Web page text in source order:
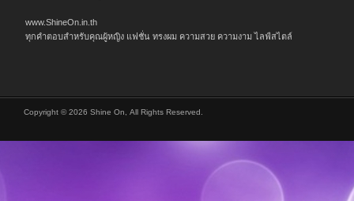
www.ShineOn.in.th
ทุกคำตอบสำหรับคุณผู้หญิง แฟชั่น ทรงผม ความสวย ความงาม ไลฟ์สไตล์
Copyright © 2026 Shine On, All Rights Reserved.